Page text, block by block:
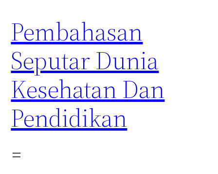
content
Pembahasan
Seputar Dunia
Kesehatan Dan
Pendidikan